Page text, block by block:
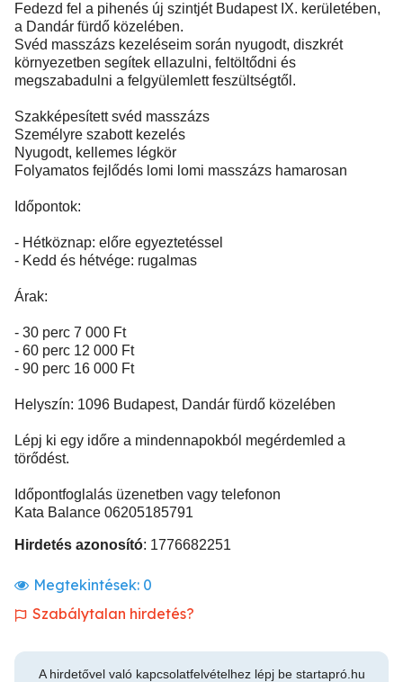
Fedezd fel a pihenés új szintjét Budapest IX. kerületében,
a Dandár fürdő közelében.
Svéd masszázs kezeléseim során nyugodt, diszkrét
környezetben segítek ellazulni, feltöltődni és
megszabadulni a felgyülemlett feszültségtől.
Szakképesített svéd masszázs
Személyre szabott kezelés
Nyugodt, kellemes légkör
Folyamatos fejlődés lomi lomi masszázs hamarosan
Időpontok:
- Hétköznap: előre egyeztetéssel
- Kedd és hétvége: rugalmas
Árak:
- 30 perc 7 000 Ft
- 60 perc 12 000 Ft
- 90 perc 16 000 Ft
Helyszín: 1096 Budapest, Dandár fürdő közelében
Lépj ki egy időre a mindennapokból megérdemled a
törődést.
Időpontfoglalás üzenetben vagy telefonon
Kata Balance 06205185791
Hirdetés azonosító: 1776682251
Megtekintések: 0
Szabálytalan hirdetés?
A hirdetővel való kapcsolatfelvételhez lépj be startapró.hu